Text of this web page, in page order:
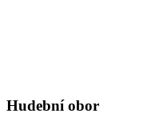
Hudební obor